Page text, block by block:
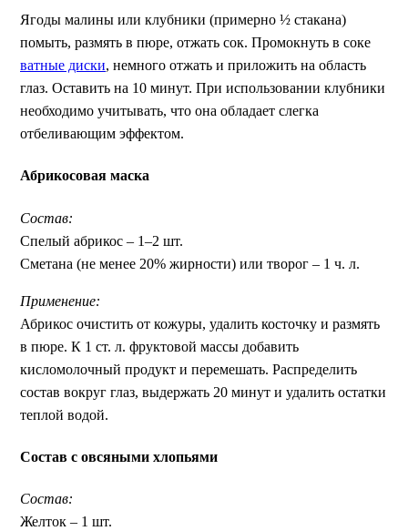
Ягоды малины или клубники (примерно ½ стакана)
помыть, размять в пюре, отжать сок. Промокнуть в соке
ватные диски, немного отжать и приложить на область
глаз. Оставить на 10 минут. При использовании клубники
необходимо учитывать, что она обладает слегка
отбеливающим эффектом.
Абрикосовая маска
Состав:
Спелый абрикос – 1–2 шт.
Сметана (не менее 20% жирности) или творог – 1 ч. л.
Применение:
Абрикос очистить от кожуры, удалить косточку и размять
в пюре. К 1 ст. л. фруктовой массы добавить
кисломолочный продукт и перемешать. Распределить
состав вокруг глаз, выдержать 20 минут и удалить остатки
теплой водой.
Состав с овсяными хлопьями
Состав:
Желток – 1 шт.